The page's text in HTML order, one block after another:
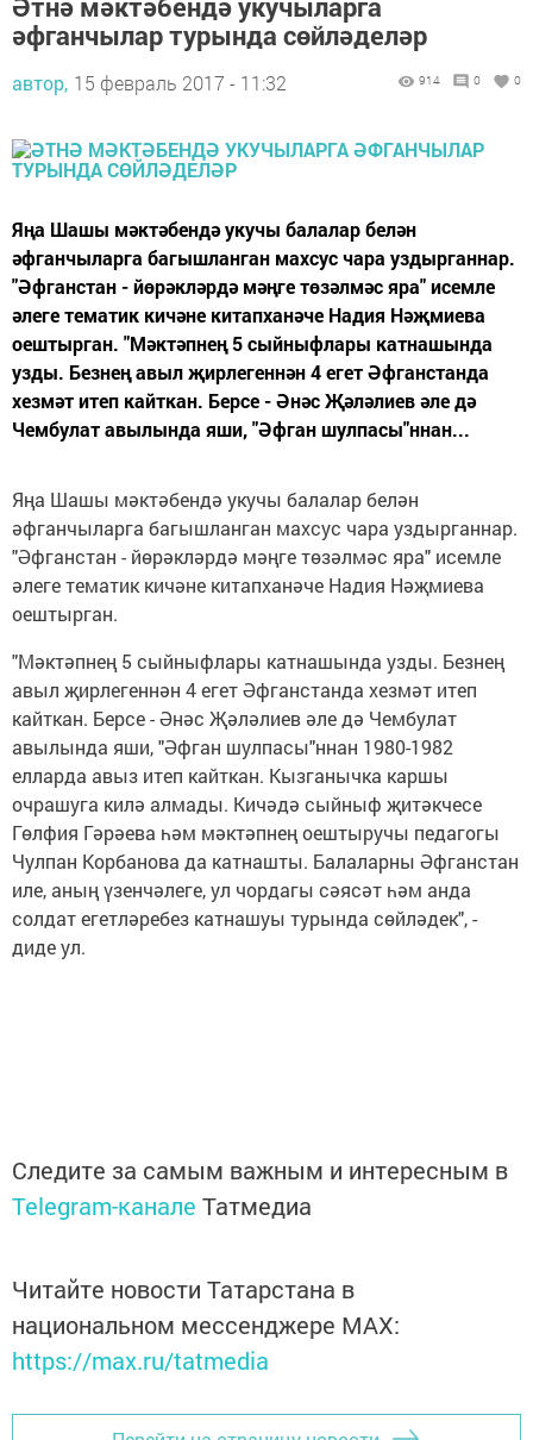
Әтнә мәктәбендә укучыларга
әфганчылар турында сөйләделәр
автор, 15 февраль 2017 - 11:32 914 0 0
Яңа Шашы мәктәбендә укучы балалар белән
әфганчыларга багышланган махсус чара уздырганнар.
"Әфганстан - йөрәкләрдә мәңге төзәлмәс яра" исемле
әлеге тематик кичәне китапханәче Надия Нәҗмиева
оештырган. "Мәктәпнең 5 сыйныфлары катнашында
узды. Безнең авыл җирлегеннән 4 егет Әфганстанда
хезмәт итеп кайткан. Берсе - Әнәс Җәләлиев әле дә
Чембулат авылында яши, "Әфган шулпасы"ннан...
Яңа Шашы мәктәбендә укучы балалар белән
әфганчыларга багышланган махсус чара уздырганнар.
"Әфганстан - йөрәкләрдә мәңге төзәлмәс яра" исемле
әлеге тематик кичәне китапханәче Надия Нәҗмиева
оештырган.
"Мәктәпнең 5 сыйныфлары катнашында узды. Безнең
авыл җирлегеннән 4 егет Әфганстанда хезмәт итеп
кайткан. Берсе - Әнәс Җәләлиев әле дә Чембулат
авылында яши, "Әфган шулпасы"ннан 1980-1982
елларда авыз итеп кайткан. Кызганычка каршы
очрашуга килә алмады. Кичәдә сыйныф җитәкчесе
Гөлфия Гәрәева һәм мәктәпнең оештыручы педагогы
Чулпан Корбанова да катнашты. Балаларны Әфганстан
иле, аның үзенчәлеге, ул чордагы сәясәт һәм анда
солдат егетләребез катнашуы турында сөйләдек", -
диде ул.
Следите за самым важным и интересным в
Telegram-канале Татмедиа
Читайте новости Татарстана в
национальном мессенджере MАХ:
https://max.ru/tatmedia